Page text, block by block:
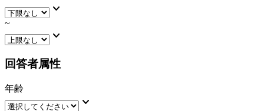
keyboard_arrow_down
~
keyboard_arrow_down
回答者属性
年齢
keyboard_arrow_down